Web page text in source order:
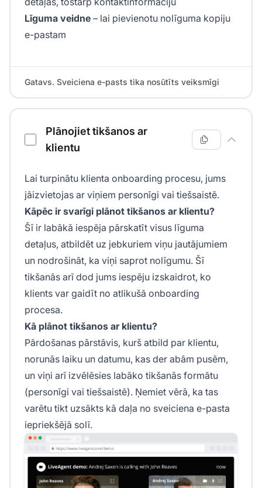
Līguma veidne – lai pievienotu nolīguma kopiju
e-pastam
Gatavs. Sveiciena e-pasts tika nosūtīts veiksmīgi
Plānojiet tikšanos ar
klientu
Lai turpinātu klienta onboarding procesu, jums
jāizvietojas ar viņiem personīgi vai tiešsaistē.
Kāpēc ir svarīgi plānot tikšanos ar klientu?
Šī ir labākā iespēja pārskatīt visus līguma
detaļus, atbildēt uz jebkuriem viņu jautājumiem
un nodrošināt, ka viņi saprot nolīgumu. Šī
tikšanās arī dod jums iespēju izskaidrot, ko
klients var gaidīt no atlikušā onboarding
procesa.
Kā plānot tikšanos ar klientu?
Pārdošanas pārstāvis, kurš atbild par klientu,
norunās laiku un datumu, kas der abām pusēm,
un viņi arī izvēlēsies labāko tikšanās formātu
(personīgi vai tiešsaistē). Ņemiet vērā, ka tas
varētu tikt uzsākts kā daļa no sveiciena e-pasta
iepriekšējā solī.